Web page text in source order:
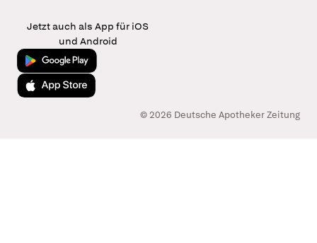
Jetzt auch als App für iOS
und Android
Jetzt bei Google Play
Laden im App Store
© 2026 Deutsche Apotheker Zeitung